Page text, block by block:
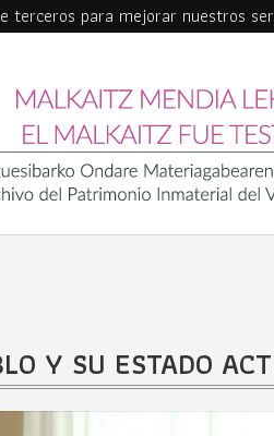
terceros para mejorar nuestros
Y SU ESTADO